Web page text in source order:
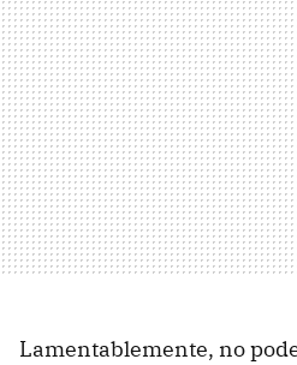
Lamentablemente, no